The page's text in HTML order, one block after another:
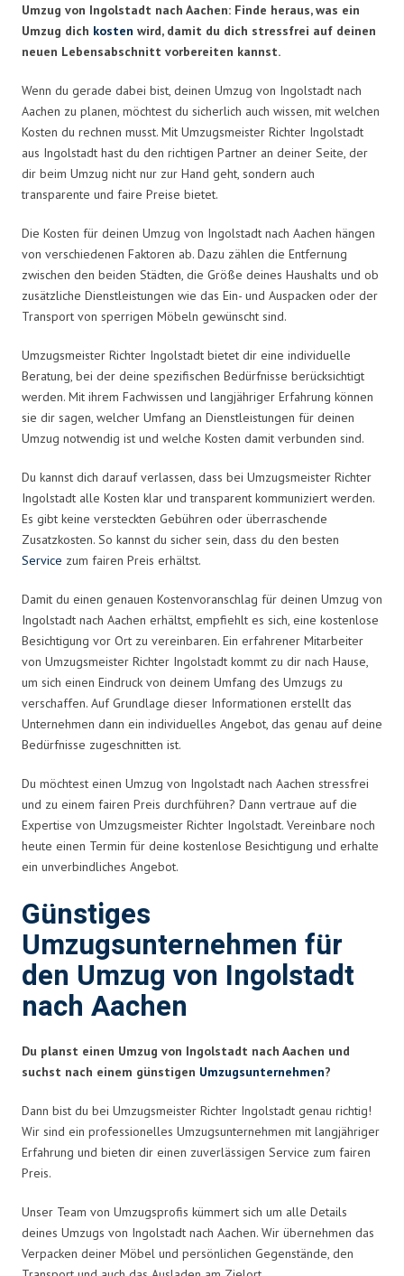
Umzug von Ingolstadt nach Aachen: Finde heraus, was ein
Umzug dich kosten wird, damit du dich stressfrei auf deinen
neuen Lebensabschnitt vorbereiten kannst.
Wenn du gerade dabei bist, deinen Umzug von Ingolstadt nach
Aachen zu planen, möchtest du sicherlich auch wissen, mit welchen
Kosten du rechnen musst. Mit Umzugsmeister Richter Ingolstadt
aus Ingolstadt hast du den richtigen Partner an deiner Seite, der
dir beim Umzug nicht nur zur Hand geht, sondern auch
transparente und faire Preise bietet.
Die Kosten für deinen Umzug von Ingolstadt nach Aachen hängen
von verschiedenen Faktoren ab. Dazu zählen die Entfernung
zwischen den beiden Städten, die Größe deines Haushalts und ob
zusätzliche Dienstleistungen wie das Ein- und Auspacken oder der
Transport von sperrigen Möbeln gewünscht sind.
Umzugsmeister Richter Ingolstadt bietet dir eine individuelle
Beratung, bei der deine spezifischen Bedürfnisse berücksichtigt
werden. Mit ihrem Fachwissen und langjähriger Erfahrung können
sie dir sagen, welcher Umfang an Dienstleistungen für deinen
Umzug notwendig ist und welche Kosten damit verbunden sind.
Du kannst dich darauf verlassen, dass bei Umzugsmeister Richter
Ingolstadt alle Kosten klar und transparent kommuniziert werden.
Es gibt keine versteckten Gebühren oder überraschende
Zusatzkosten. So kannst du sicher sein, dass du den besten
Service zum fairen Preis erhältst.
Damit du einen genauen Kostenvoranschlag für deinen Umzug von
Ingolstadt nach Aachen erhältst, empfiehlt es sich, eine kostenlose
Besichtigung vor Ort zu vereinbaren. Ein erfahrener Mitarbeiter
von Umzugsmeister Richter Ingolstadt kommt zu dir nach Hause,
um sich einen Eindruck von deinem Umfang des Umzugs zu
verschaffen. Auf Grundlage dieser Informationen erstellt das
Unternehmen dann ein individuelles Angebot, das genau auf deine
Bedürfnisse zugeschnitten ist.
Du möchtest einen Umzug von Ingolstadt nach Aachen stressfrei
und zu einem fairen Preis durchführen? Dann vertraue auf die
Expertise von Umzugsmeister Richter Ingolstadt. Vereinbare noch
heute einen Termin für deine kostenlose Besichtigung und erhalte
ein unverbindliches Angebot.
Günstiges
Umzugsunternehmen für
den Umzug von Ingolstadt
nach Aachen
Du planst einen Umzug von Ingolstadt nach Aachen und
suchst nach einem günstigen Umzugsunternehmen?
Dann bist du bei Umzugsmeister Richter Ingolstadt genau richtig!
Wir sind ein professionelles Umzugsunternehmen mit langjähriger
Erfahrung und bieten dir einen zuverlässigen Service zum fairen
Preis.
Unser Team von Umzugsprofis kümmert sich um alle Details
deines Umzugs von Ingolstadt nach Aachen. Wir übernehmen das
Verpacken deiner Möbel und persönlichen Gegenstände, den